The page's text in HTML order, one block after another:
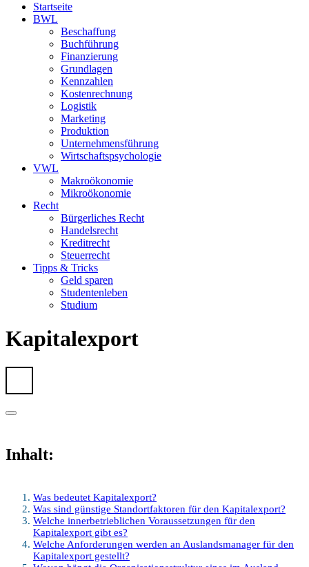
Startseite
BWL
Beschaffung
Buchführung
Finanzierung
Grundlagen
Kennzahlen
Kostenrechnung
Logistik
Marketing
Produktion
Unternehmensführung
Wirtschaftspsychologie
VWL
Makroökonomie
Mikroökonomie
Recht
Bürgerliches Recht
Handelsrecht
Kreditrecht
Steuerrecht
Tipps & Tricks
Geld sparen
Studentenleben
Studium
Kapitalexport
Inhalt:
Was bedeutet Kapitalexport?
Was sind günstige Standortfaktoren für den Kapitalexport?
Welche innerbetrieblichen Voraussetzungen für den
Kapitalexport gibt es?
Welche Anforderungen werden an Auslandsmanager für den
Kapitalexport gestellt?